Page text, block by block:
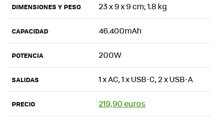
DIMENSIONES Y PESO 23 x 9 x 9 cm; 1.8 kg
CAPACIDAD 46.400mAh
POTENCIA 200W
SALIDAS 1 x AC, 1 x USB-C, 2 x USB-A
PRECIO 219,90 euros